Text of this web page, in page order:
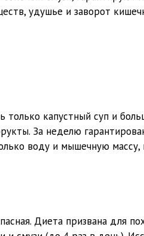
удушье и заворот
только капустный суп и
За неделю
воду и мышечную массу,
Диета призвана для